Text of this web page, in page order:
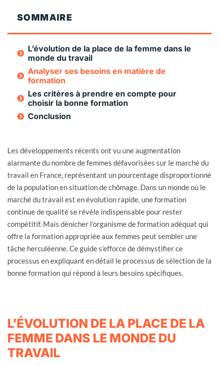
Les développements récents ont vu une augmentation
alarmante du nombre de femmes défavorisées sur le marché du
travail en France, représentant un pourcentage disproportionné
de la population en situation de chômage. Dans un monde où le
marché du travail est en évolution rapide, une formation
continue de qualité se révèle indispensable pour rester
compétitif. Mais dénicher l’organisme de formation adéquat qui
offre la formation appropriée aux femmes peut sembler une
tâche herculéenne. Ce guide s’efforce de démystifier ce
processus en expliquant en détail le processus de sélection de la
bonne formation qui répond à leurs besoins spécifiques.
L’ÉVOLUTION DE LA PLACE DE LA
FEMME DANS LE MONDE DU
TRAVAIL
SOMMAIRE
L’évolution de la place de la femme dans le
monde du travail
Analyser ses besoins en matière de
formation
Les critères à prendre en compte pour
choisir la bonne formation
Conclusion